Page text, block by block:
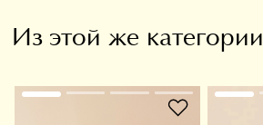
Из этой же категории